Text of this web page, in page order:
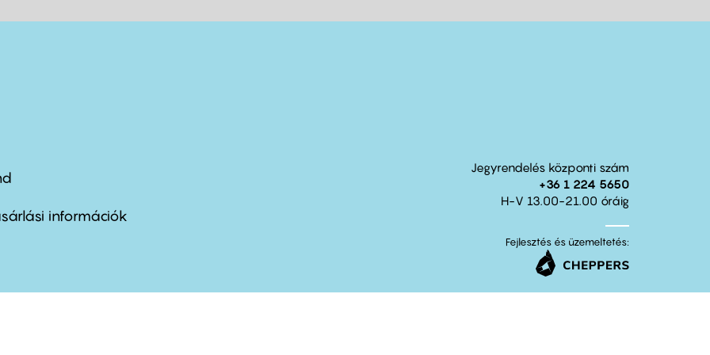
információk
Jegyrendelés központi szám
+36 1 224 5650
H-V 13.00-21.00 óráig
Fejlesztés és üzemeltetés: